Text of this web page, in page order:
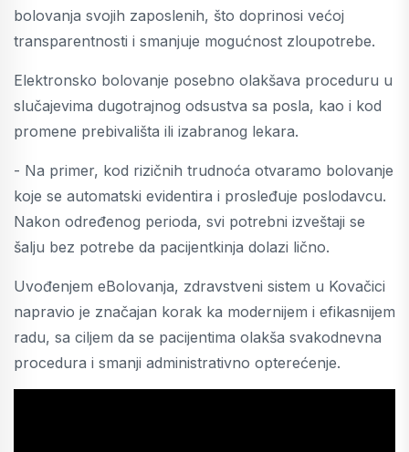
bolovanja svojih zaposlenih, što doprinosi većoj
transparentnosti i smanjuje mogućnost zloupotrebe.
Elektronsko bolovanje posebno olakšava proceduru u
slučajevima dugotrajnog odsustva sa posla, kao i kod
promene prebivališta ili izabranog lekara.
- Na primer, kod rizičnih trudnoća otvaramo bolovanje
koje se automatski evidentira i prosleđuje poslodavcu.
Nakon određenog perioda, svi potrebni izveštaji se
šalju bez potrebe da pacijentkinja dolazi lično.
Uvođenjem eBolovanja, zdravstveni sistem u Kovačici
napravio je značajan korak ka modernijem i efikasnijem
radu, sa ciljem da se pacijentima olakša svakodnevna
procedura i smanji administrativno opterećenje.